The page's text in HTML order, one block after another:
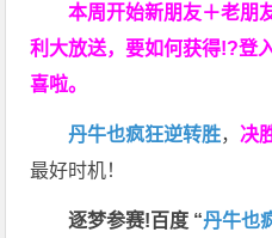
本周开始新朋友＋老朋
利大放送，要如何获得!?登
喜啦。
丹牛也疯狂逆转胜， 决
最好时机！
逐梦参赛!百度 “丹牛也